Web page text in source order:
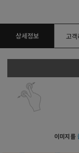
상세정보 고
이미지를